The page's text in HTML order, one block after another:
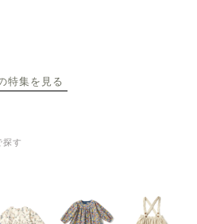
特集を見る
探す